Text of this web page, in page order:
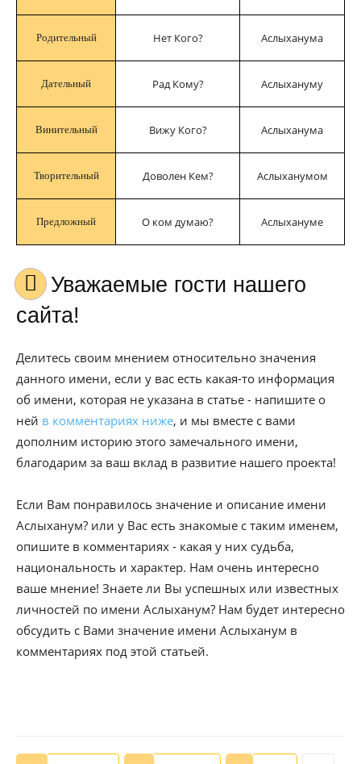
Родительный Нет Кого? Аслыханума
Дательный Рад Кому? Аслыхануму
Винительный Вижу Кого? Аслыханума
Творительный Доволен Кем? Аслыханумом
Предложный О ком думаю? Аслыхануме
Уважаемые гости нашего
сайта!
Делитесь своим мнением относительно значения
данного имени, если у вас есть какая-то информация
об имени, которая не указана в статье - напишите о
ней в комментариях ниже, и мы вместе с вами
дополним историю этого замечального имени,
благодарим за ваш вклад в развитие нашего проекта!
Если Вам понравилось значение и описание имени
Аслыханум? или у Вас есть знакомые с таким именем,
опишите в комментариях - какая у них судьба,
национальность и характер. Нам очень интересно
ваше мнение! Знаете ли Вы успешных или известных
личностей по имени Аслыханум? Нам будет интересно
обсудить с Вами значение имени Аслыханум в
комментариях под этой статьей.